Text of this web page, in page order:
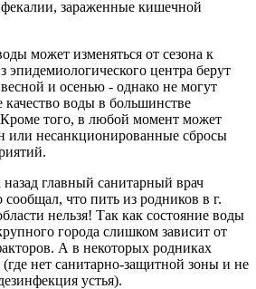
зараженные кишечной
может изменяться от сезона к
эпидемиологического центра берут
и осенью - однако не могут
качество воды в большинстве
того, в любой момент может
или несанкционированные сбросы
главный санитарный врач
что пить из родников в г.
нельзя! Так как состояние воды
города слишком зависит от
А в некоторых родниках
нет санитарно-защитной зоны и не
устья).